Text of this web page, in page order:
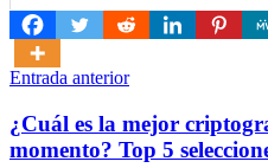
Navegación
de
entradas
Entrada anterior
¿Cuál es la mejor
momento? Top 5